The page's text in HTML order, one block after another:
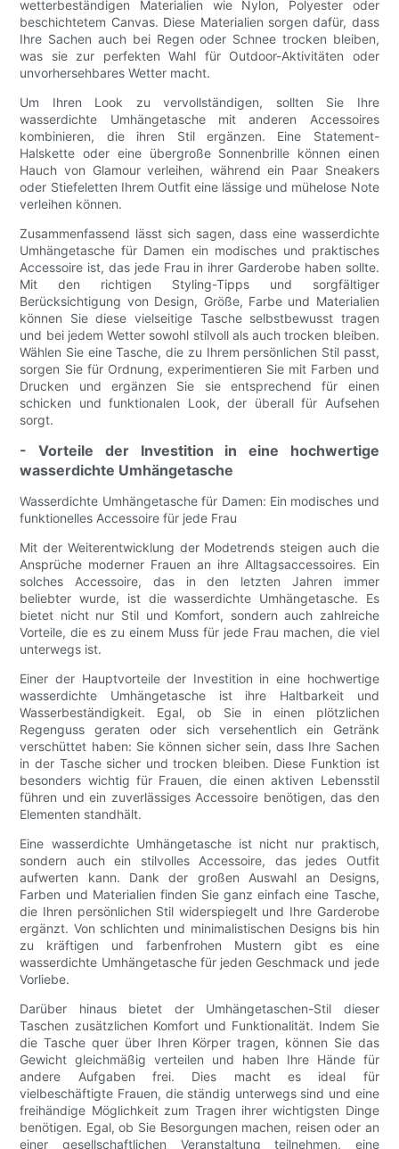
wetterbeständigen Materialien wie Nylon, Polyester oder
beschichtetem Canvas. Diese Materialien sorgen dafür, dass
Ihre Sachen auch bei Regen oder Schnee trocken bleiben,
was sie zur perfekten Wahl für Outdoor-Aktivitäten oder
unvorhersehbares Wetter macht.
Um Ihren Look zu vervollständigen, sollten Sie Ihre
wasserdichte Umhängetasche mit anderen Accessoires
kombinieren, die ihren Stil ergänzen. Eine Statement-
Halskette oder eine übergroße Sonnenbrille können einen
Hauch von Glamour verleihen, während ein Paar Sneakers
oder Stiefeletten Ihrem Outfit eine lässige und mühelose Note
verleihen können.
Zusammenfassend lässt sich sagen, dass eine wasserdichte
Umhängetasche für Damen ein modisches und praktisches
Accessoire ist, das jede Frau in ihrer Garderobe haben sollte.
Mit den richtigen Styling-Tipps und sorgfältiger
Berücksichtigung von Design, Größe, Farbe und Materialien
können Sie diese vielseitige Tasche selbstbewusst tragen
und bei jedem Wetter sowohl stilvoll als auch trocken bleiben.
Wählen Sie eine Tasche, die zu Ihrem persönlichen Stil passt,
sorgen Sie für Ordnung, experimentieren Sie mit Farben und
Drucken und ergänzen Sie sie entsprechend für einen
schicken und funktionalen Look, der überall für Aufsehen
sorgt.
- Vorteile der Investition in eine hochwertige
wasserdichte Umhängetasche
Wasserdichte Umhängetasche für Damen: Ein modisches und
funktionelles Accessoire für jede Frau
Mit der Weiterentwicklung der Modetrends steigen auch die
Ansprüche moderner Frauen an ihre Alltagsaccessoires. Ein
solches Accessoire, das in den letzten Jahren immer
beliebter wurde, ist die wasserdichte Umhängetasche. Es
bietet nicht nur Stil und Komfort, sondern auch zahlreiche
Vorteile, die es zu einem Muss für jede Frau machen, die viel
unterwegs ist.
Einer der Hauptvorteile der Investition in eine hochwertige
wasserdichte Umhängetasche ist ihre Haltbarkeit und
Wasserbeständigkeit. Egal, ob Sie in einen plötzlichen
Regenguss geraten oder sich versehentlich ein Getränk
verschüttet haben: Sie können sicher sein, dass Ihre Sachen
in der Tasche sicher und trocken bleiben. Diese Funktion ist
besonders wichtig für Frauen, die einen aktiven Lebensstil
führen und ein zuverlässiges Accessoire benötigen, das den
Elementen standhält.
Eine wasserdichte Umhängetasche ist nicht nur praktisch,
sondern auch ein stilvolles Accessoire, das jedes Outfit
aufwerten kann. Dank der großen Auswahl an Designs,
Farben und Materialien finden Sie ganz einfach eine Tasche,
die Ihren persönlichen Stil widerspiegelt und Ihre Garderobe
ergänzt. Von schlichten und minimalistischen Designs bis hin
zu kräftigen und farbenfrohen Mustern gibt es eine
wasserdichte Umhängetasche für jeden Geschmack und jede
Vorliebe.
Darüber hinaus bietet der Umhängetaschen-Stil dieser
Taschen zusätzlichen Komfort und Funktionalität. Indem Sie
die Tasche quer über Ihren Körper tragen, können Sie das
Gewicht gleichmäßig verteilen und haben Ihre Hände für
andere Aufgaben frei. Dies macht es ideal für
vielbeschäftigte Frauen, die ständig unterwegs sind und eine
freihändige Möglichkeit zum Tragen ihrer wichtigsten Dinge
benötigen. Egal, ob Sie Besorgungen machen, reisen oder an
einer gesellschaftlichen Veranstaltung teilnehmen, eine